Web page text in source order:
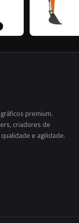
premium.
criadores de
e agilidade.